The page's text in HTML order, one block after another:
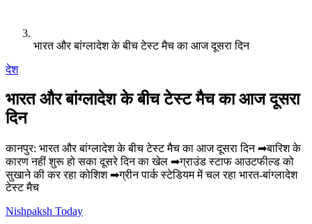
भारत और बांग्लादेश के बीच टेस्ट मैच का आज दूसरा दिन
देश
भारत और बांग्लादेश के बीच टेस्ट मैच का आज दूसरा
दिन
कानपुर: भारत और बांग्लादेश के बीच टेस्ट मैच का आज दूसरा दिन ➡बारिश के
कारण नहीं शुरू हो सका दूसरे दिन का खेल ➡ग्राउंड स्टाफ आउटफील्ड को
सुखाने की कर रहा कोशिश ➡ग्रीन पार्क स्टेडियम में चल रहा भारत-बांग्लादेश
टेस्ट मैच
Nishpaksh Today